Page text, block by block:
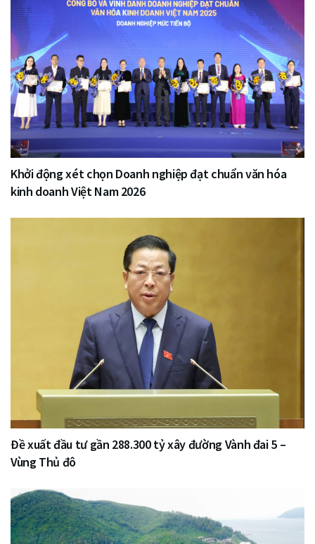
Khởi động xét chọn Doanh nghiệp đạt chuẩn văn hóa
kinh doanh Việt Nam 2026
Đề xuất đầu tư gần 288.300 tỷ xây đường Vành đai 5 –
Vùng Thủ đô